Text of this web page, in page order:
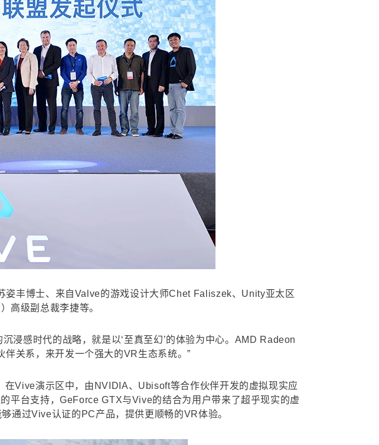
丰博士、来自Valve的游戏设计大师Chet Faliszek、Unity亚太区
高级副总裁李捷等。
浸感时代的战略，就是以‘至真至幻’的体验为中心。AMD Radeon
关系，来开发一个强大的VR生态系统。”
Vive演示区中，由NVIDIA、Ubisoft等合作伙伴开发的虚拟现实应
平台支持，GeForce GTX与Vive的结合为用户带来了超乎现实的虚
通过Vive认证的PC产品，提供更顺畅的VR体验。